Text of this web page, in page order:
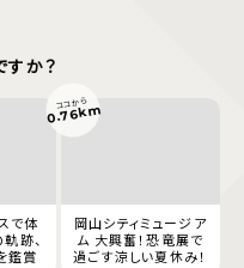
すか？
で体
跡、
鑑賞
岡山シティミュージア
ム 大興奮！恐竜展で
過ごす涼しい夏休み！
ココから
0.76km